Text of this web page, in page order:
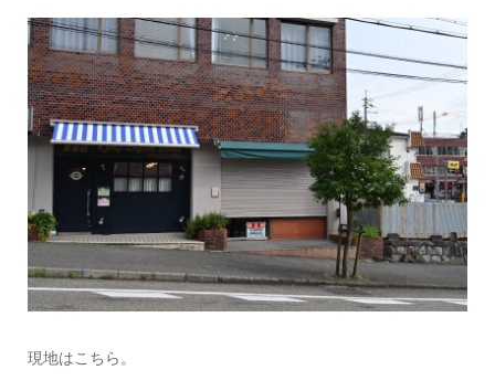
現地はこちら。